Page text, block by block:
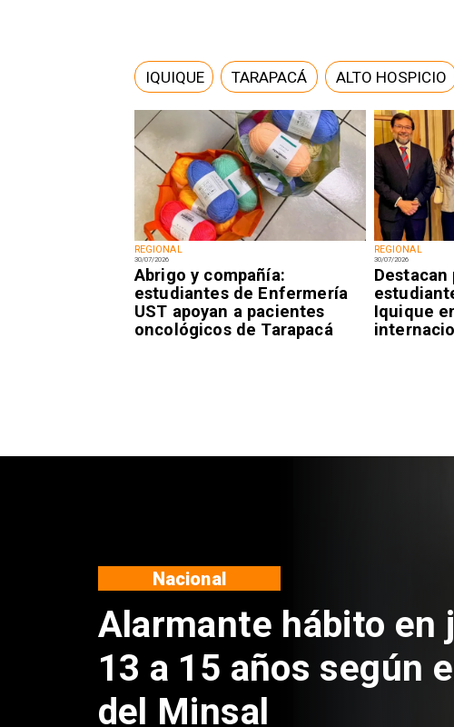
REGIONAL
30/07/2026
Abrigo y compañía:
estudiantes de Enfermería
UST apoyan a pacientes
oncológicos de Tarapacá
REGIONAL
30/07/2026
Iquique
IQUIQUE TARAPACÁ ALTO HOSPICIO
Aprueban creación
Sebastián Piñera
de $4 mil millones
Regiones